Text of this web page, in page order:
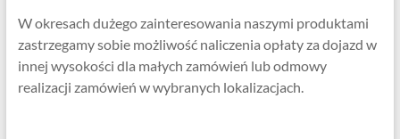
W okresach dużego zainteresowania naszymi produktami
zastrzegamy sobie możliwość naliczenia opłaty za dojazd w
innej wysokości dla małych zamówień lub odmowy
realizacji zamówień w wybranych lokalizacjach.